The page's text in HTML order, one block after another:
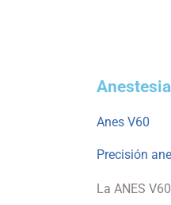
Anestesia
Anes V60
Precisión
La ANES